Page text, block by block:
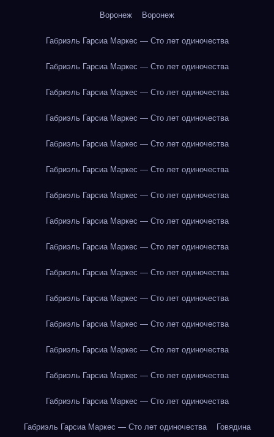
Воронеж Воронеж
Габриэль Гарсиа Маркес — Сто лет одиночества
Габриэль Гарсиа Маркес — Сто лет одиночества
Габриэль Гарсиа Маркес — Сто лет одиночества
Габриэль Гарсиа Маркес — Сто лет одиночества
Габриэль Гарсиа Маркес — Сто лет одиночества
Габриэль Гарсиа Маркес — Сто лет одиночества
Габриэль Гарсиа Маркес — Сто лет одиночества
Габриэль Гарсиа Маркес — Сто лет одиночества
Габриэль Гарсиа Маркес — Сто лет одиночества
Габриэль Гарсиа Маркес — Сто лет одиночества
Габриэль Гарсиа Маркес — Сто лет одиночества
Габриэль Гарсиа Маркес — Сто лет одиночества
Габриэль Гарсиа Маркес — Сто лет одиночества
Габриэль Гарсиа Маркес — Сто лет одиночества
Габриэль Гарсиа Маркес — Сто лет одиночества
Габриэль Гарсиа Маркес — Сто лет одиночества Говядина